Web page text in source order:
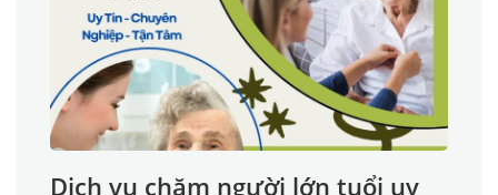
Dịch vụ chăm người lớn tuổi uy